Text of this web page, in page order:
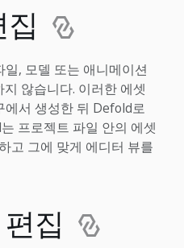
, 모델 또는 애니메이션
않습니다. 이러한 에셋
서 생성한 뒤 Defold로
프로젝트 파일 안의 에셋
고 그에 맞게 에디터 뷰를
집